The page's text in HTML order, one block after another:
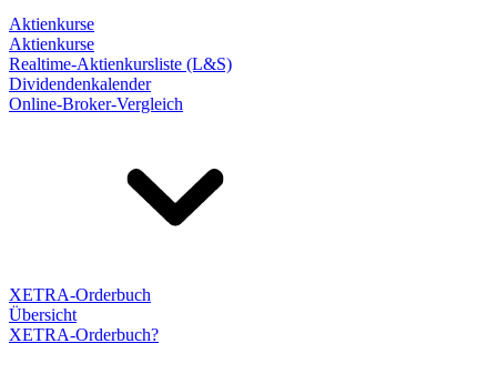
Aktienkurse
Aktienkurse
Realtime-Aktienkursliste (L&S)
Dividendenkalender
Online-Broker-Vergleich
XETRA-Orderbuch
Übersicht
XETRA-Orderbuch?